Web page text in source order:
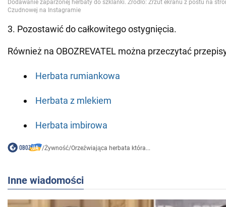
3. Pozostawić do całkowitego ostygnięcia.
Również na OBOZREVATEL można przeczytać
Herbata rumiankowa
Herbata z mlekiem
Herbata imbirowa
/Żywność/Orzeźwiająca herbata która...
Inne wiadomości